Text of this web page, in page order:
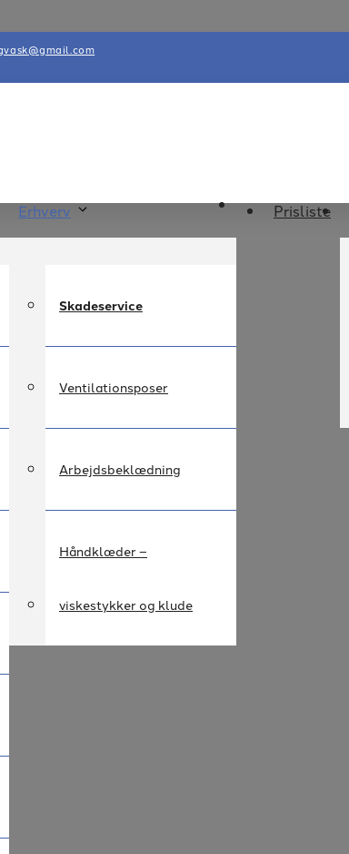
Erhverv
Skadeservice
Ventilationsposer
Arbejdsbeklædning
Håndklæder –
viskestykker og klude
Prisliste